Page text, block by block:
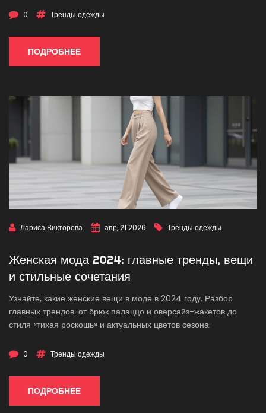
0 Тренды одежды
ПОДРОБНЕЕ
Лариса Викторова апр, 21 2026 Тренды одежды
Женская мода 2024: главные тренды, вещи
и стильные сочетания
Узнайте, какие женские вещи в моде в 2024 году. Разбор
главных трендов: от брюк палаццо и оверсайз-жакетов до
стиля «тихая роскошь» и актуальных цветов сезона.
0 Тренды одежды
ПОДРОБНЕЕ